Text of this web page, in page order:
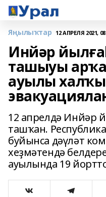
Яңылыҡтар 12 АПРЕЛЯ 2021,
Инйәр
ташыуы
ауылы
12 апрелдә Инйәр
ташҡан.
буйынса дәүләт
хеҙмәтендә
ауылында 19